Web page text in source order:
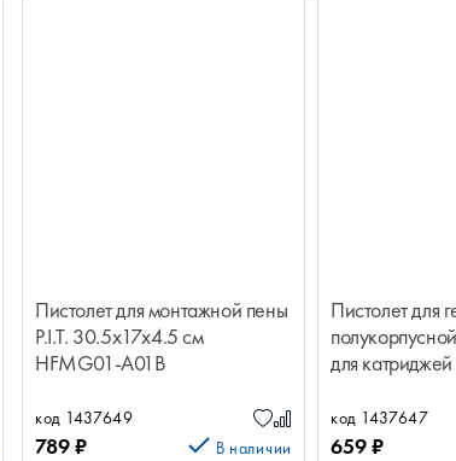
Пистолет для монтажной пены
P.I.T. 30.5x17x4.5 см
HFMG01-A01B
код 1437649
789₽ В наличии
Пистолет для
для
код 1437647
659₽